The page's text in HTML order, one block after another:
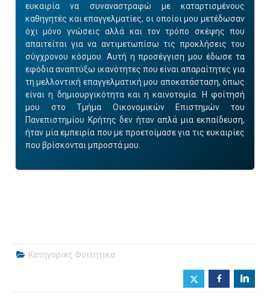
ευκαιρία να συναναστραφώ με καταρτισμένους
καθηγητές και επαγγελματίες, οι οποίοι μου μετέδωσαν
όχι μόνο γνώσεις αλλά και τον τρόπο σκέψης που
απαιτείται για να αντιμετωπίσω τις προκλήσεις του
σύγχρονου κόσμου. Αυτή η προσέγγιση μου έδωσε τα
εφόδια αναπτύξω ικανότητες που είναι απαραίτητες για
τη μελλοντική επαγγελματική μου αποκατάσταση, όπως
είναι η δημιουργικότητα και η καινοτομία. Η φοίτησή
μου στο Τμήμα Οικονομικών Επιστημών του
Πανεπιστημίου Κρήτης δεν ήταν απλά μια εκπαίδευση,
ήταν μία εμπειρία που με προετοίμασε για τις ευκαιρίες
που βρίσκονται μπροστά μου.
Κατηγοριες Φοιτητικα
b j